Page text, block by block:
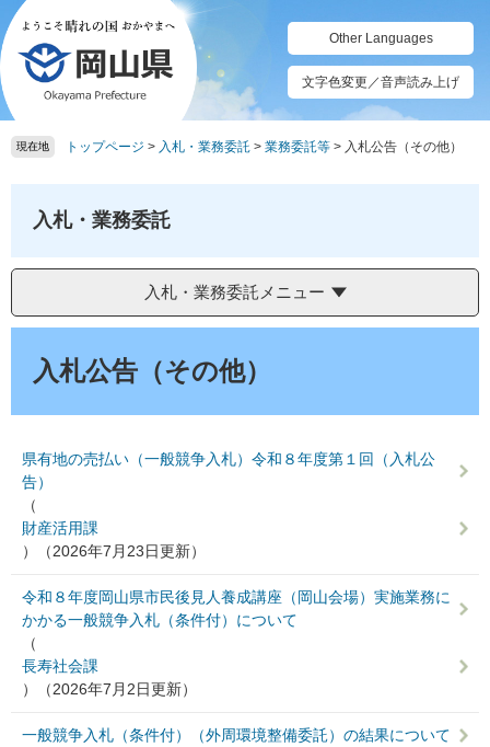
ペ
ー
ジ
の
先
頭
メ
ニ
ュ
ー
を
飛
Other Languages
文字色変更／音声読み上げ
現在地 トップページ > 入札・業務委託 > 業務委託等 > 入札公告（その他）
入札・業務委託
入札・業務委託メニュー
入札公告（その他）
県有地の売払い（一般競争入札）令和８年度第１回（入札公
告）
（
財産活用課
）
（2026年7月23日更新）
令和８年度岡山県市民後見人養成講座（岡山会場）実施業務に
かかる一般競争入札（条件付）について
（
長寿社会課
）
（2026年7月2日更新）
一般競争入札（条件付）（外周環境整備委託）の結果について